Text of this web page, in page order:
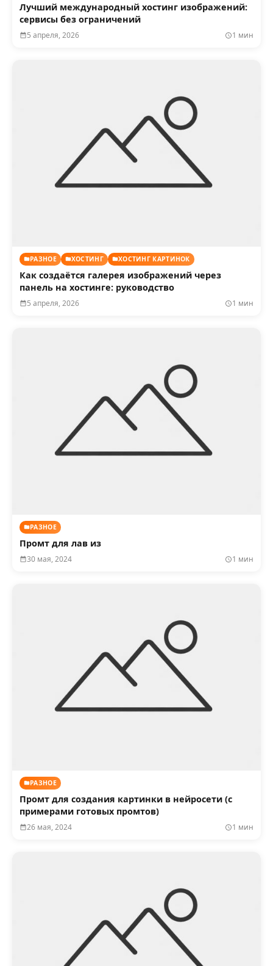
Лучший международный хостинг изображений:
сервисы без ограничений
5 апреля, 2026 1 мин
РАЗНОЕ ХОСТИНГ ХОСТИНГ КАРТИНОК
Как создаётся галерея изображений через
панель на хостинге: руководство
5 апреля, 2026 1 мин
РАЗНОЕ
Промт для лав из
30 мая, 2024 1 мин
РАЗНОЕ
Промт для создания картинки в нейросети (с
примерами готовых промтов)
26 мая, 2024 1 мин